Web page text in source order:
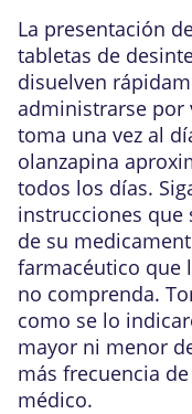
La presentación
tabletas de
disuelven
administrarse por
toma una vez al
olanzapina
todos los días.
instrucciones que
de su
farmacéutico que
no comprenda.
como se lo
mayor ni menor
más frecuencia
médico.